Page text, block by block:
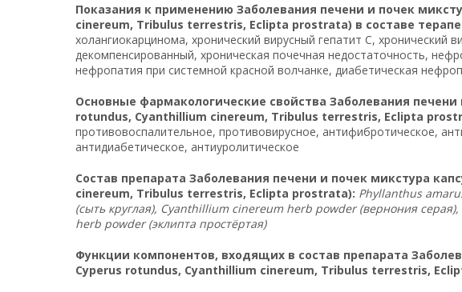
Показания к применению Заболевания печени и почек
cinereum, Tribulus terrestris, Eclipta prostrata) в составе
холангиокарцинома, хронический вирусный гепатит C, хронический
декомпенсированный, хроническая почечная недостаточность,
нефропатия при системной красной волчанке, диабетическая
Основные фармакологические свойства Заболевания
rotundus, Cyanthillium cinereum, Tribulus terrestris, Eclipta
противовоспалительное, противовирусное, антифибротическое,
антидиабетическое, антиуролитическое
Состав препарата Заболевания печени и почек микстура
cinereum, Tribulus terrestris, Eclipta prostrata): Phyllanthus
(сыть круглая), Cyanthillium cinereum herb powder (вернония
herb powder (эклипта простёртая)
Функции компонентов, входящих в состав препарата
Cyperus rotundus, Cyanthillium cinereum, Tribulus terrestris,